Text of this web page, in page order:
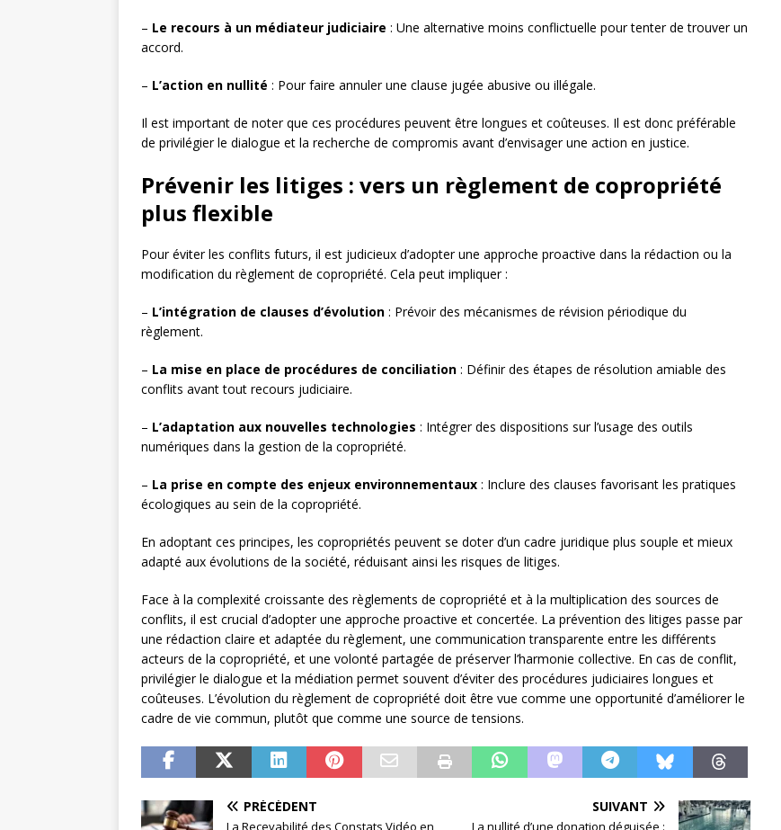
– Le recours à un médiateur judiciaire : Une alternative moins conflictuelle pour tenter de trouver un
accord.
– L’action en nullité : Pour faire annuler une clause jugée abusive ou illégale.
Il est important de noter que ces procédures peuvent être longues et coûteuses. Il est donc préférable
de privilégier le dialogue et la recherche de compromis avant d’envisager une action en justice.
Prévenir les litiges : vers un règlement de copropriété
plus flexible
Pour éviter les conflits futurs, il est judicieux d’adopter une approche proactive dans la rédaction ou la
modification du règlement de copropriété. Cela peut impliquer :
– L’intégration de clauses d’évolution : Prévoir des mécanismes de révision périodique du
règlement.
– La mise en place de procédures de conciliation : Définir des étapes de résolution amiable des
conflits avant tout recours judiciaire.
– L’adaptation aux nouvelles technologies : Intégrer des dispositions sur l’usage des outils
numériques dans la gestion de la copropriété.
– La prise en compte des enjeux environnementaux : Inclure des clauses favorisant les pratiques
écologiques au sein de la copropriété.
En adoptant ces principes, les copropriétés peuvent se doter d’un cadre juridique plus souple et mieux
adapté aux évolutions de la société, réduisant ainsi les risques de litiges.
Face à la complexité croissante des règlements de copropriété et à la multiplication des sources de
conflits, il est crucial d’adopter une approche proactive et concertée. La prévention des litiges passe par
une rédaction claire et adaptée du règlement, une communication transparente entre les différents
acteurs de la copropriété, et une volonté partagée de préserver l’harmonie collective. En cas de conflit,
privilégier le dialogue et la médiation permet souvent d’éviter des procédures judiciaires longues et
coûteuses. L’évolution du règlement de copropriété doit être vue comme une opportunité d’améliorer le
cadre de vie commun, plutôt que comme une source de tensions.
PRÉCÉDENT
La Recevabilité des Constats Vidéo en
SUIVANT
La nullité d’une donation déguisée :